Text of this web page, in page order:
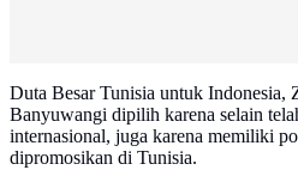
Duta Besar Tunisia untuk Indonesia,
Banyuwangi dipilih karena selain
internasional, juga karena memiliki
dipromosikan di Tunisia.